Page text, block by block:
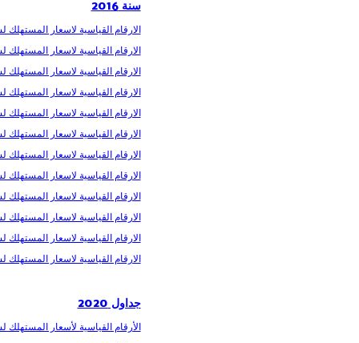
سنة 2016
الارقام القياسية لاسعار المستهلك
الارقام القياسية لاسعار المستهلك
الارقام القياسية لاسعار المستهلك
الارقام القياسية لاسعار المستهلك
الارقام القياسية لاسعار المستهلك
الارقام القياسية لاسعار المستهلك
الارقام القياسية لاسعار المستهلك
الارقام القياسية لاسعار المستهلك
الارقام القياسية لاسعار المستهلك
الارقام القياسية لاسعار المستهلك
الارقام القياسية لاسعار المستهلك
الارقام القياسية لاسعار المستهلك
جداول 2020
الأرقام القیاسیة لأسعار المستھلك